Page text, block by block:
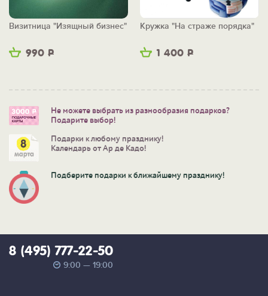
990 Р
Визитница "Изящный бизнес"
1 400 Р
Кружка "На страже порядка"
Не можете выбрать из разнообразия подарков?
Подарите выбор!
Подарки к любому празднику!
Календарь от Ар де Кадо!
Подберите подарки к ближайшему празднику!
8 (495) 777-22-50
9:00 — 19:00